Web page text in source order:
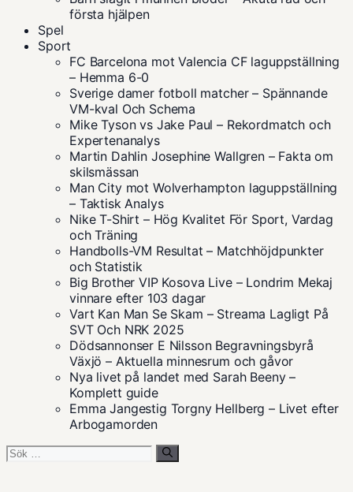
första hjälpen
Spel
Sport
FC Barcelona mot Valencia CF laguppställning
– Hemma 6-0
Sverige damer fotboll matcher – Spännande
VM-kval Och Schema
Mike Tyson vs Jake Paul – Rekordmatch och
Expertenanalys
Martin Dahlin Josephine Wallgren – Fakta om
skilsmässan
Man City mot Wolverhampton laguppställning
– Taktisk Analys
Nike T-Shirt – Hög Kvalitet För Sport, Vardag
och Träning
Handbolls-VM Resultat – Matchhöjdpunkter
och Statistik
Big Brother VIP Kosova Live – Londrim Mekaj
vinnare efter 103 dagar
Vart Kan Man Se Skam – Streama Lagligt På
SVT Och NRK 2025
Dödsannonser E Nilsson Begravningsbyrå
Växjö – Aktuella minnesrum och gåvor
Nya livet på landet med Sarah Beeny –
Komplett guide
Emma Jangestig Torgny Hellberg – Livet efter
Arbogamorden
Sök